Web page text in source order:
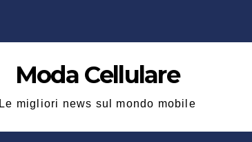
Moda Cellulare
Le migliori news sul mondo mobile